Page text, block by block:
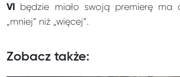
VI
będzie miało swoją premierę ma
„mniej” niż „więcej”.
Zobacz także: